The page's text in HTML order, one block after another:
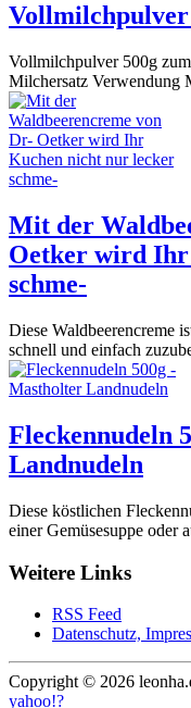
Vollmilchpulver
Vollmilchpulver 500g
Milchersatz Verwendung
Mit der
Oetker wird
schme-
Diese Waldbeerencreme
schnell und einfach
Fleckennudeln
Landnudeln
Diese köstlichen
einer Gemüsesuppe oder
Weitere Links
RSS Feed
Datenschutz,
Copyright © 2026
yahoo!?